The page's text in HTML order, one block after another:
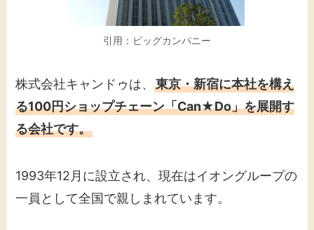
引用：ビッグカンパニー
株式会社キャンドゥは、東京・新宿に本社を構え
る100円ショップチェーン「Can★Do」を展開す
る会社です。
1993年12月に設立され、現在はイオングループの
一員として全国で親しまれています。